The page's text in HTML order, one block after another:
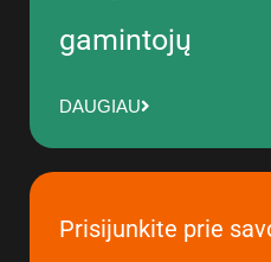
gamintojų
DAUGIAU
Prisijunkite prie